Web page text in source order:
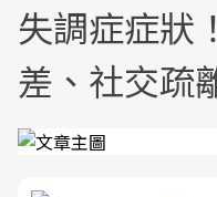
失調症症狀
差、社交疏